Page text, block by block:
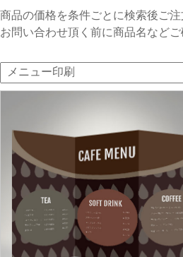
商品の価格を条件ごとに検索後ご注
お問い合わせ頂く前に商品名などご